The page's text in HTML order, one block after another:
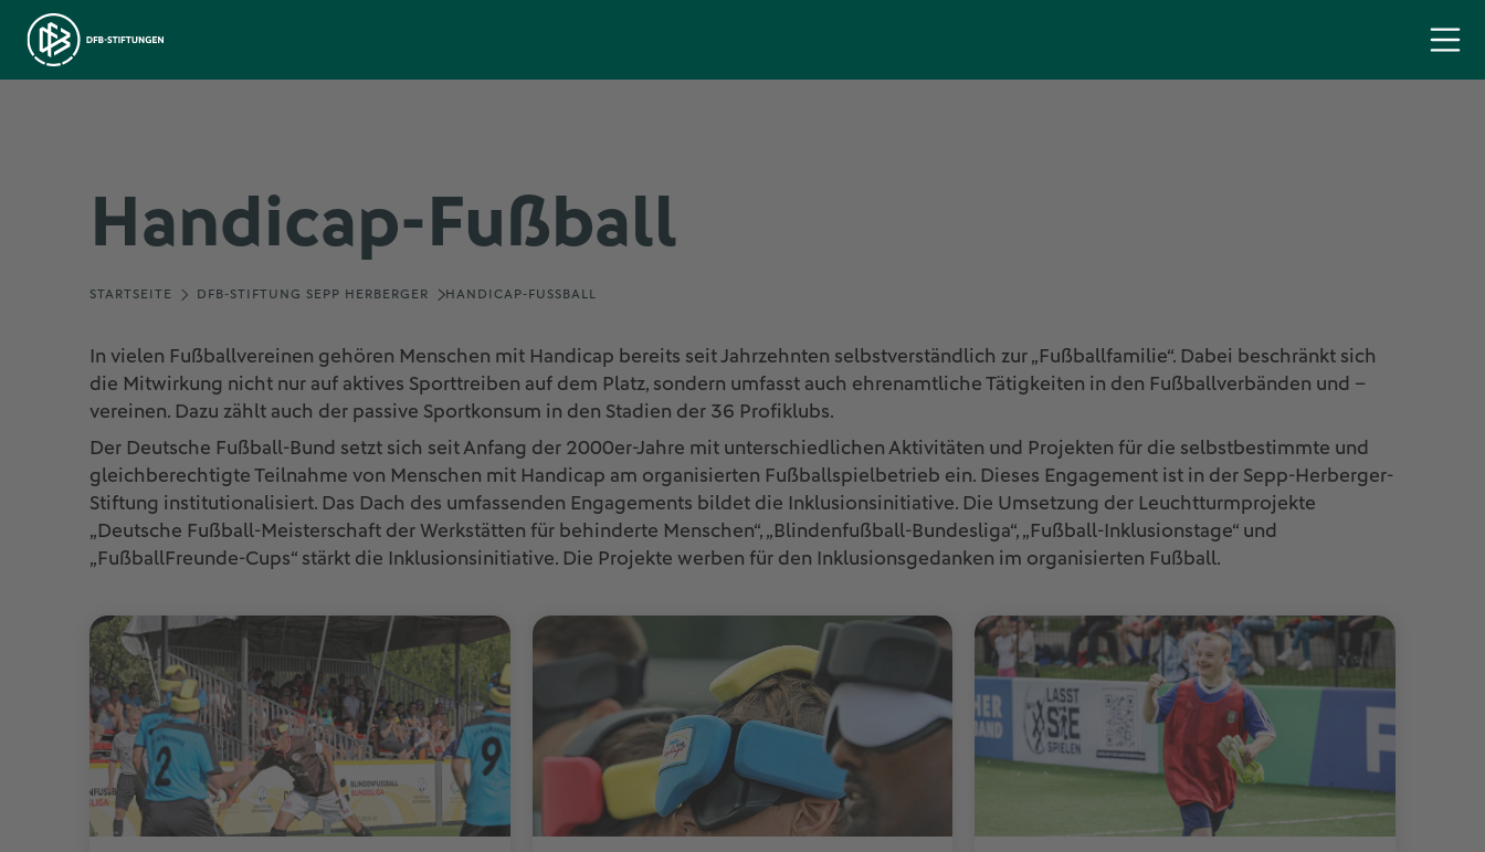
Handicap-Fußball
STARTSEITE DFB-STIFTUNG SEPP HERBERGER HANDICAP-FUSSBALL
In vielen Fußballvereinen gehören Menschen mit Handicap bereits seit Jahrzehnten selbstverständlich zur „Fußballfamilie“. Dabei beschränkt sich
die Mitwirkung nicht nur auf aktives Sporttreiben auf dem Platz, sondern umfasst auch ehrenamtliche Tätigkeiten in den Fußballverbänden und –
vereinen. Dazu zählt auch der passive Sportkonsum in den Stadien der 36 Profiklubs.
Der Deutsche Fußball-Bund setzt sich seit Anfang der 2000er-Jahre mit unterschiedlichen Aktivitäten und Projekten für die selbstbestimmte und
gleichberechtigte Teilnahme von Menschen mit Handicap am organisierten Fußballspielbetrieb ein. Dieses Engagement ist in der Sepp-Herberger-
Stiftung institutionalisiert. Das Dach des umfassenden Engagements bildet die Inklusionsinitiative. Die Umsetzung der Leuchtturmprojekte
„Deutsche Fußball-Meisterschaft der Werkstätten für behinderte Menschen“, „Blindenfußball-Bundesliga“, „Fußball-Inklusionstage“ und
„FußballFreunde-Cups“ stärkt die Inklusionsinitiative. Die Projekte werben für den Inklusionsgedanken im organisierten Fußball.